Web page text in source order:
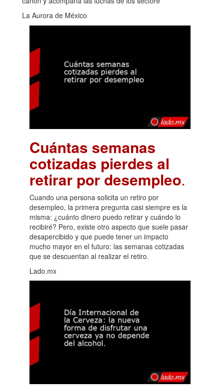
La Aurora de México
Cuántas semanas
cotizadas pierdes al
retirar por desempleo.
Cuando una persona solicita un retiro por
desempleo, la primera pregunta casi siempre es la
misma: ¿cuánto dinero puedo retirar y cuándo lo
recibiré? Pero, existe otro aspecto que suele pasar
desapercibido y que puede tener un impacto
mucho mayor en el futuro: las semanas cotizadas
que se descuentan al realizar el retiro.
Lado.mx